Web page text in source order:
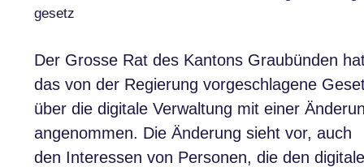
gesetz
Der Grosse Rat des Kantons Graubünden
das von der Regierung vorgeschlagene
über die digitale Verwaltung mit einer
angenommen. Die Änderung sieht vor, auch
den Interessen von Personen, die den